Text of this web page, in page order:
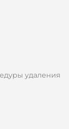
удаления